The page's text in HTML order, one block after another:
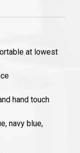
at lowest
hand touch
navy blue,